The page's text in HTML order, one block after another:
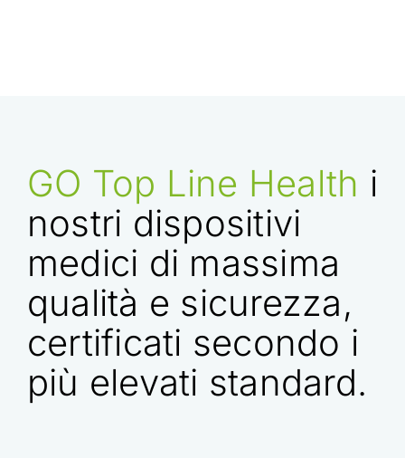
GO Top Line Health i
nostri dispositivi
medici di massima
qualità e sicurezza,
certificati secondo i
più elevati standard.